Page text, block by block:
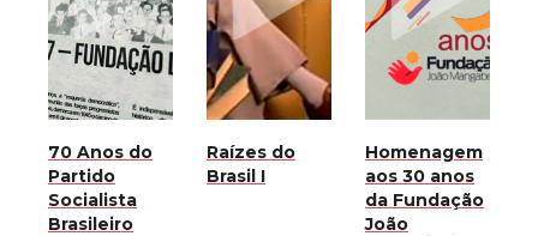
70 Anos do
Partido
Socialista
Brasileiro
Raízes do
Brasil I
Homenagem
aos 30 anos
da Fundação
João